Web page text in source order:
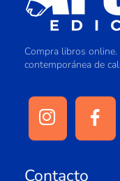
Compra libros
contemporánea de
Contacto